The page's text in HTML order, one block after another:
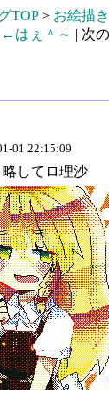
TOP> お絵描
←はぇ＾～ | 次
01 22:15:09
してロ理沙